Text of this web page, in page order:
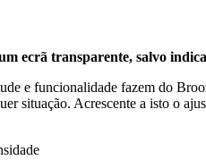
ecrã transparente, salvo
e funcionalidade fazem do
situação. Acrescente a isto o